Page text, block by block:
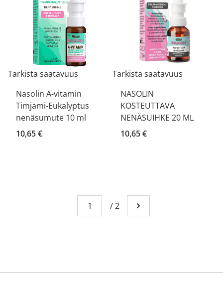
Tarkista saatavuus
Nasolin A-vitamin
Timjami-Eukalyptus
nenäsumute 10 ml
10,65 €
Tarkista saatavuus
NASOLIN
KOSTEUTTAVA
NENÄSUIHKE 20 ML
10,65 €
Sivu
You're currently reading page 1
/2 Mene seuraavalle